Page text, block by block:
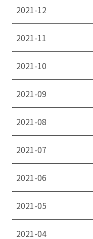
2021-12
2021-11
2021-10
2021-09
2021-08
2021-07
2021-06
2021-05
2021-04